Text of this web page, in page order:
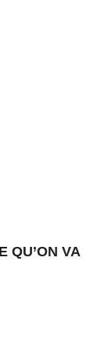
QU’ON VA